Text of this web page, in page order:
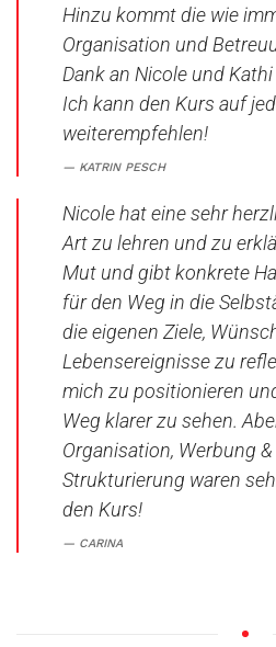
Hinzu kommt die wie
Organisation und
Dank an Nicole und
Ich kann den Kurs auf
weiterempfehlen!
KATRIN PESCH
Nicole hat eine sehr
Art zu lehren und zu
Mut und gibt konkrete
für den Weg in die
die eigenen Ziele,
Lebensereignisse zu
mich zu positionieren
Weg klarer zu sehen.
Organisation, Werbung
Strukturierung waren
den Kurs!
CARINA